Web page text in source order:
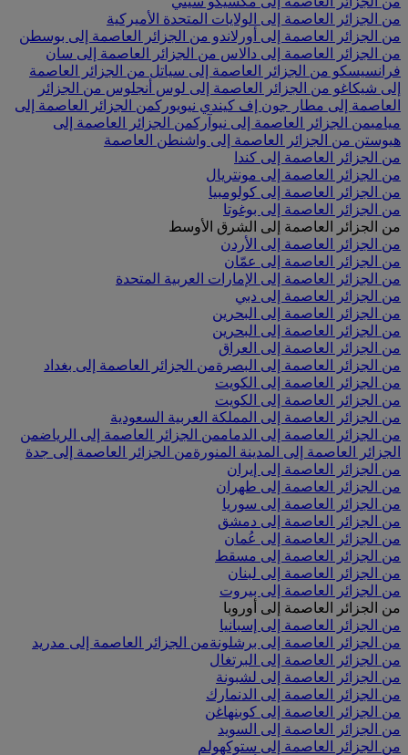
من الجزائر العاصمة إلى الولايات المتحدة الأميركية
من الجزائر العاصمة إلى أورلاندو من الجزائر العاصمة إلى بوسطن
من الجزائر العاصمة إلى دالاس من الجزائر العاصمة إلى سان
فرانسيسكو من الجزائر العاصمة إلى سياتل من الجزائر العاصمة
إلى شيكاغو من الجزائر العاصمة إلى لوس أنجلوس من الجزائر
العاصمة إلى مطار جون إف كيندي نيويوركمن الجزائر العاصمة إلى
مياميمن الجزائر العاصمة إلى نيوآركمن الجزائر العاصمة إلى
هيوستن من الجزائر العاصمة إلى واشنطن العاصمة
من الجزائر العاصمة إلى كندا
من الجزائر العاصمة إلى مونتريال
من الجزائر العاصمة إلى كولومبيا
من الجزائر العاصمة إلى بوغوتا
من الجزائر العاصمة إلى الشرق الأوسط
من الجزائر العاصمة إلى الأردن
من الجزائر العاصمة إلى عمّان
من الجزائر العاصمة إلى الإمارات العربية المتحدة
من الجزائر العاصمة إلى دبي
من الجزائر العاصمة إلى البحرين
من الجزائر العاصمة إلى البحرين
من الجزائر العاصمة إلى العراق
من الجزائر العاصمة إلى البصرةمن الجزائر العاصمة إلى بغداد
من الجزائر العاصمة إلى الكويت
من الجزائر العاصمة إلى الكويت
من الجزائر العاصمة إلى المملكة العربية السعودية
من الجزائر العاصمة إلى الدماممن الجزائر العاصمة إلى الرياضمن
الجزائر العاصمة إلى المدينة المنورةمن الجزائر العاصمة إلى جدة
من الجزائر العاصمة إلى إيران
من الجزائر العاصمة إلى طهران
من الجزائر العاصمة إلى سوريا
من الجزائر العاصمة إلى دمشق
من الجزائر العاصمة إلى عُمان
من الجزائر العاصمة إلى مسقط
من الجزائر العاصمة إلى لبنان
من الجزائر العاصمة إلى بيروت
من الجزائر العاصمة إلى أوروبا
من الجزائر العاصمة إلى إسبانيا
من الجزائر العاصمة إلى برشلونةمن الجزائر العاصمة إلى مدريد
من الجزائر العاصمة إلى البرتغال
من الجزائر العاصمة إلى لشبونة
من الجزائر العاصمة إلى الدنمارك
من الجزائر العاصمة إلى كوبنهاغن
من الجزائر العاصمة إلى السويد
من الجزائر العاصمة إلى ستوكهولم